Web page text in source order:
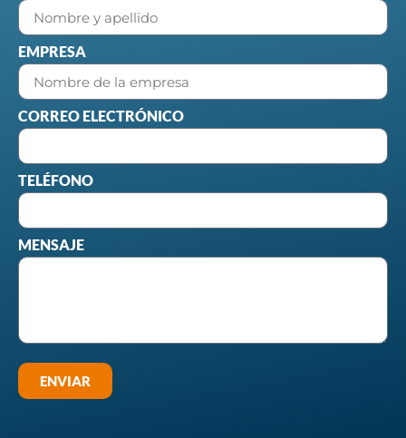
EMPRESA
CORREO ELECTRÓNICO
TELÉFONO
MENSAJE
ENVIAR